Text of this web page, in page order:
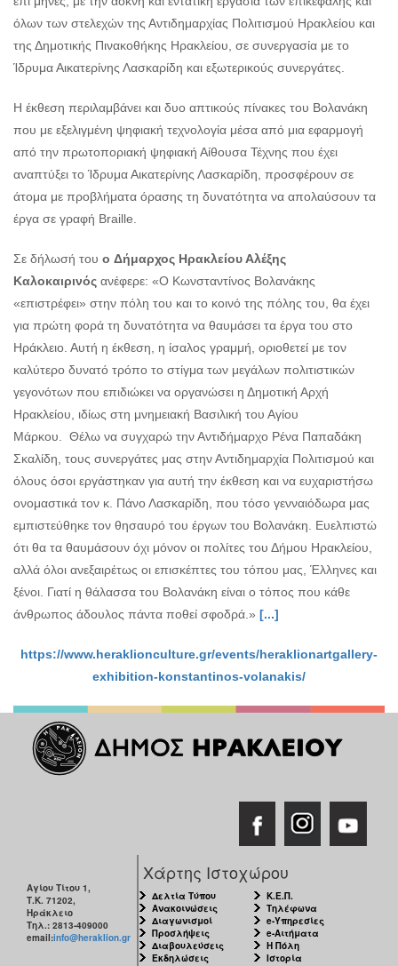
όλων των στελεχών της Αντιδημαρχίας Πολιτισμού Ηρακλείου και
της Δημοτικής Πινακοθήκης Ηρακλείου, σε συνεργασία με το
Ίδρυμα Αικατερίνης Λασκαρίδη και εξωτερικούς συνεργάτες.
H έκθεση περιλαμβάνει και δυο απτικούς πίνακες του Βολανάκη
που με εξελιγμένη ψηφιακή τεχνολογία μέσα από μια εφαρμογή
από την πρωτοποριακή ψηφιακή Αίθουσα Τέχνης που έχει
αναπτύξει το Ίδρυμα Αικατερίνης Λασκαρίδη, προσφέρουν σε
άτομα με προβλήματα όρασης τη δυνατότητα να απολαύσουν τα
έργα σε γραφή Braille.
Σε δήλωσή του ο Δήμαρχος Ηρακλείου Αλέξης
Καλοκαιρινός ανέφερε: «Ο Κωνσταντίνος Βολανάκης
«επιστρέφει» στην πόλη του και το κοινό της πόλης του, θα έχει
για πρώτη φορά τη δυνατότητα να θαυμάσει τα έργα του στο
Ηράκλειο. Αυτή η έκθεση, η ίσαλος γραμμή, οριοθετεί με τον
καλύτερο δυνατό τρόπο το στίγμα των μεγάλων πολιτιστικών
γεγονότων που επιδιώκει να οργανώσει η Δημοτική Αρχή
Ηρακλείου, ιδίως στη μνημειακή Βασιλική του Αγίου
Μάρκου. Θέλω να συγχαρώ την Αντιδήμαρχο Ρένα Παπαδάκη
Σκαλίδη, τους συνεργάτες μας στην Αντιδημαρχία Πολιτισμού και
όλους όσοι εργάστηκαν για αυτή την έκθεση και να ευχαριστήσω
ονομαστικά τον κ. Πάνο Λασκαρίδη, που τόσο γενναιόδωρα μας
εμπιστεύθηκε τον θησαυρό του έργων του Βολανάκη. Ευελπιστώ
ότι θα τα θαυμάσουν όχι μόνον οι πολίτες του Δήμου Ηρακλείου,
αλλά όλοι ανεξαιρέτως οι επισκέπτες του τόπου μας, Έλληνες και
ξένοι. Γιατί η θάλασσα του Βολανάκη είναι ο τόπος που κάθε
άνθρωπος άδουλος πάντα ποθεί σφοδρά.» [...]
https://www.heraklionculture.gr/events/heraklionartgallery-
exhibition-konstantinos-volanakis/
Αγίου Τίτου 1,
Τ.Κ. 71202,
Ηράκλειο
Τηλ.: 2813-409000
email:info@heraklion.gr
Χάρτης Ιστοχώρου
Δελτία Τύπου
Ανακοινώσεις
Διαγωνισμοί
Προσλήψεις
Διαβουλεύσεις
Εκδηλώσεις
Κ.Ε.Π.
Τηλέφωνα
e-Υπηρεσίες
e-Αιτήματα
Η Πόλη
Ιστορία